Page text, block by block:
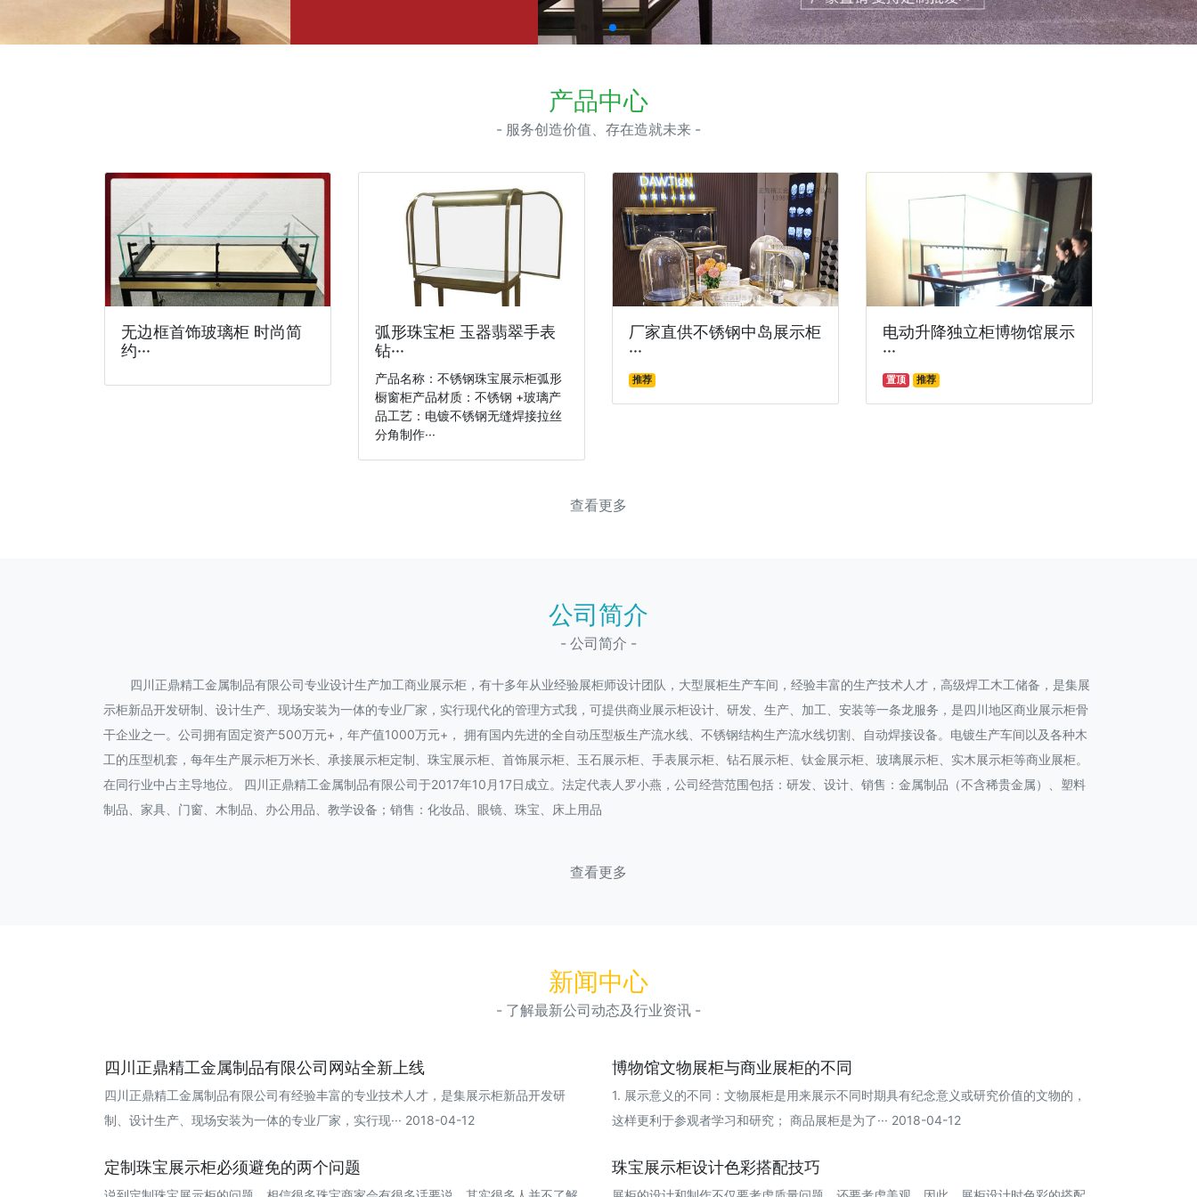
产品中心
- 服务创造价值、存在造就未来 -
无边框首饰玻璃柜 时尚简
约···
弧形珠宝柜 玉器翡翠手表
钻···
产品名称：不锈钢珠宝展示柜弧形
橱窗柜产品材质：不锈钢 +玻璃产
品工艺：电镀不锈钢无缝焊接拉丝
分角制作···
厂家直供不锈钢中岛展示柜
···
推荐
电动升降独立柜博物馆展示
···
置顶 推荐
查看更多
公司简介
- 公司简介 -
四川正鼎精工金属制品有限公司专业设计生产加工商业展示柜，有十多年从业经验展柜师设计团队，大型展柜生产车间，经验丰富的生产技术人才，高级焊工木工储备，是集展
示柜新品开发研制、设计生产、现场安装为一体的专业厂家，实行现代化的管理方式我，可提供商业展示柜设计、研发、生产、加工、安装等一条龙服务，是四川地区商业展示柜骨
干企业之一。公司拥有固定资产500万元+，年产值1000万元+， 拥有国内先进的全自动压型板生产流水线、不锈钢结构生产流水线切割、自动焊接设备。电镀生产车间以及各种木
工的压型机套，每年生产展示柜万米长、承接展示柜定制、珠宝展示柜、首饰展示柜、玉石展示柜、手表展示柜、钻石展示柜、钛金展示柜、玻璃展示柜、实木展示柜等商业展柜。
在同行业中占主导地位。 四川正鼎精工金属制品有限公司于2017年10月17日成立。法定代表人罗小燕，公司经营范围包括：研发、设计、销售：金属制品（不含稀贵金属）、塑料
制品、家具、门窗、木制品、办公用品、教学设备；销售：化妆品、眼镜、珠宝、床上用品
查看更多
新闻中心
- 了解最新公司动态及行业资讯 -
四川正鼎精工金属制品有限公司网站全新上线
四川正鼎精工金属制品有限公司有经验丰富的专业技术人才，是集展示柜新品开发研
制、设计生产、现场安装为一体的专业厂家，实行现··· 2018-04-12
博物馆文物展柜与商业展柜的不同
1. 展示意义的不同：文物展柜是用来展示不同时期具有纪念意义或研究价值的文物的，
这样更利于参观者学习和研究； 商品展柜是为了··· 2018-04-12
定制珠宝展示柜必须避免的两个问题 珠宝展示柜设计色彩搭配技巧